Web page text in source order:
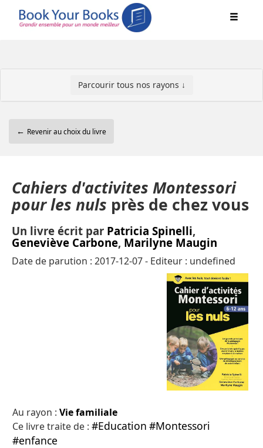
Parcourir tous nos rayons ↓
← Revenir au choix du livre
Cahiers d'activites Montessori
pour les nuls près de chez vous
Un livre écrit par Patricia Spinelli,
Geneviève Carbone, Marilyne Maugin
Date de parution : 2017-12-07 - Editeur : undefined
Au rayon : Vie familiale
Ce livre traite de : #Education #Montessori
#enfance